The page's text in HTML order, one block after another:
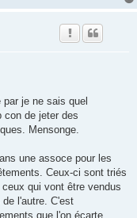
par je ne sais quel
con de jeter des
Mensonge.
une assoce pour les
Ceux-ci sont triés
qui vont être vendus
l'autre. C'est
que l'on écarte